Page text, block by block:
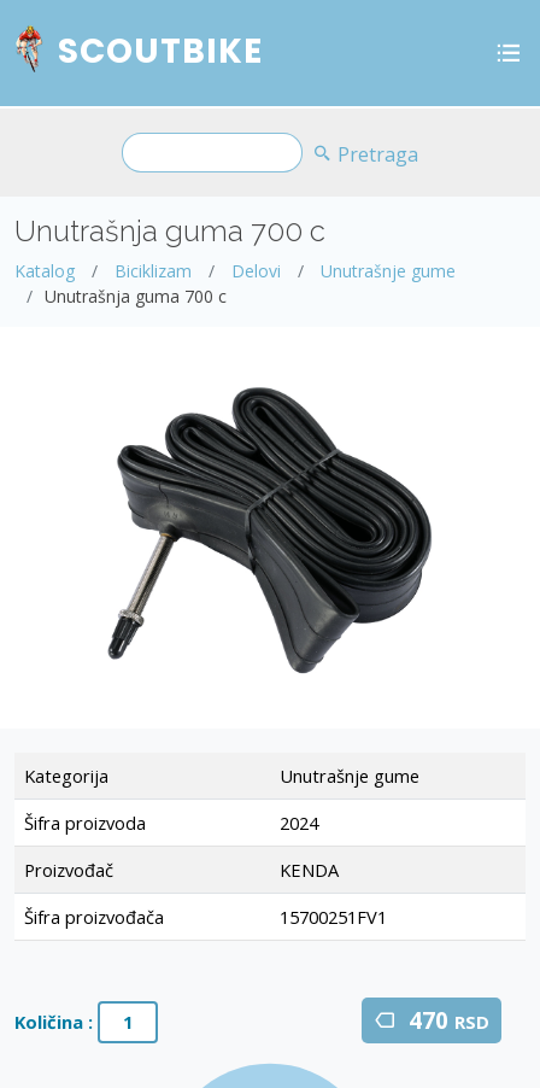
SCOUTBIKE
Pretraga
Unutrašnja guma 700 c
Katalog Biciklizam Delovi
Unutrašnje gume
Unutrašnja guma 700 c
Kategorija
Unutrašnje gume
Šifra proizvoda
2024
Proizvođač
KENDA
Šifra proizvođača
15700251FV1
Količina : 470 RSD